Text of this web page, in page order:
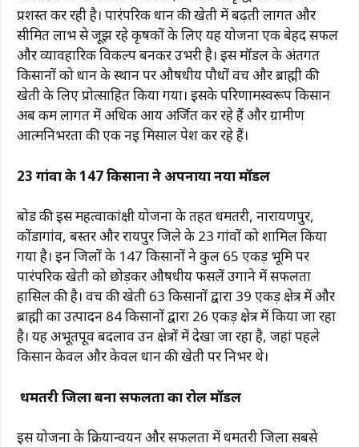
b
o
o
k
A
p
p
ra
m
st Li
n
k
प्रशस्त कर रही है। पारंपरिक धान की खेती में बढ़ती लागत और
सीमित लाभ से जूझ रहे कृषकों के लिए यह योजना एक बेहद सफल
और व्यावहारिक विकल्प बनकर उभरी है। इस मॉडल के अंतर्गत
किसानों को धान के स्थान पर औषधीय पौधों वच और ब्राह्मी की
खेती के लिए प्रोत्साहित किया गया। इसके परिणामस्वरूप किसान
अब कम लागत में अधिक आय अर्जित कर रहे हैं और ग्रामीण
आत्मनिर्भरता की एक नई मिसाल पेश कर रहे हैं।
23 गांवों के 147 किसानों ने अपनाया नया मॉडल
बोर्ड की इस महत्वाकांक्षी योजना के तहत धमतरी, नारायणपुर,
कोंडागांव, बस्तर और रायपुर जिले के 23 गांवों को शामिल किया
गया है। इन जिलों के 147 किसानों ने कुल 65 एकड़ भूमि पर
पारंपरिक खेती को छोड़कर औषधीय फसलें उगाने में सफलता
हासिल की है। वच की खेती 63 किसानों द्वारा 39 एकड़ क्षेत्र में और
ब्राह्मी का उत्पादन 84 किसानों द्वारा 26 एकड़ क्षेत्र में किया जा रहा
है। यह अभूतपूर्व बदलाव उन क्षेत्रों में देखा जा रहा है, जहां पहले
किसान केवल और केवल धान की खेती पर निर्भर थे।
धमतरी जिला बना सफलता का रोल मॉडल
इस योजना के क्रियान्वयन और सफलता में धमतरी जिला सबसे